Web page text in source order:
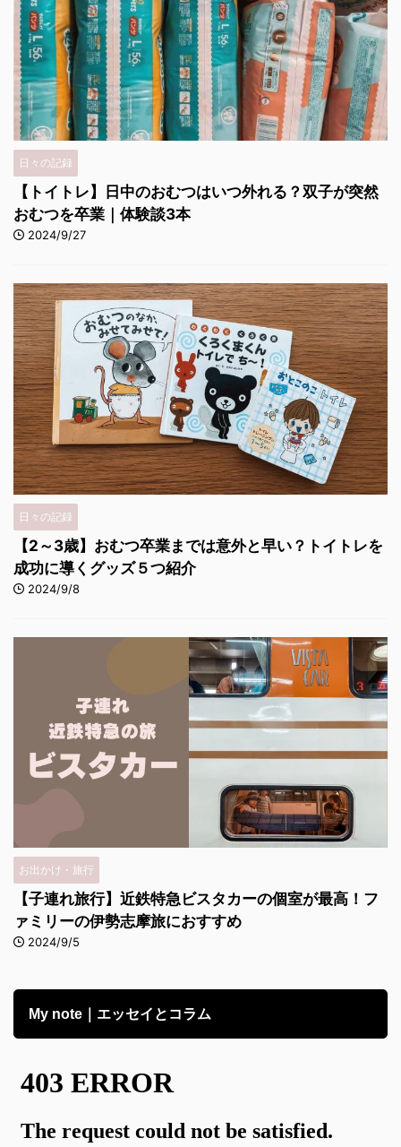
日々の記録
【トイトレ】日中のおむつはいつ外れる？双子が突然
おむつを卒業｜体験談3本
2024/9/27
日々の記録
【2～3歳】おむつ卒業までは意外と早い？トイトレを
成功に導くグッズ５つ紹介
2024/9/8
お出かけ・旅行
【子連れ旅行】近鉄特急ビスタカーの個室が最高！フ
ァミリーの伊勢志摩旅におすすめ
2024/9/5
My note｜エッセイとコラム